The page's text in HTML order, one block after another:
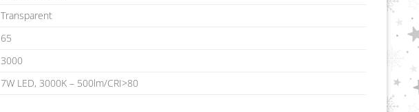
Transparent
65
3000
7W LED, 3000K – 500lm/CRI>80